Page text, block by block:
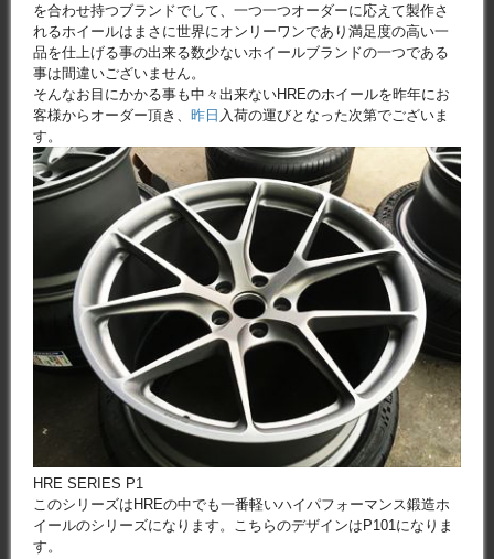
を合わせ持つブランドでして、一つ一つオーダーに応えて製作さ
れるホイールはまさに世界にオンリーワンであり満足度の高い一
品を仕上げる事の出来る数少ないホイールブランドの一つである
事は間違いございません。
そんなお目にかかる事も中々出来ないHREのホイールを昨年にお
客様からオーダー頂き、 昨日 入荷の運びとなった次第でございま
す。
HRE SERIES P1
このシリーズはHREの中でも一番軽いハイパフォーマンス鍛造ホ
イールのシリーズになります。こちらのデザインはP101になりま
す。